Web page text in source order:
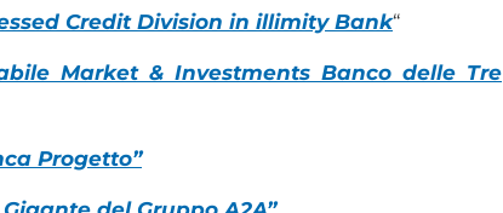
Credit Division in illimity Bank“
Market & Investments Banco delle Tre
Progetto”